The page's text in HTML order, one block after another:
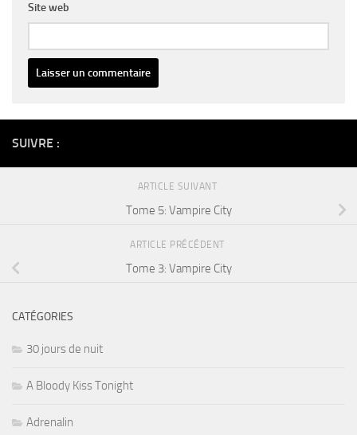
Site web
SUIVRE :
ARTICLE SUIVANT
Tome 5: Vampire City
ARTICLE PRÉCÉDENT
Tome 3: Vampire City
CATÉGORIES
30 jours de nuit
A Bloody Kiss Tonight
Adrenalin